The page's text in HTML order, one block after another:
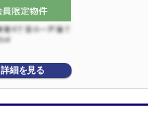
詳細を見る